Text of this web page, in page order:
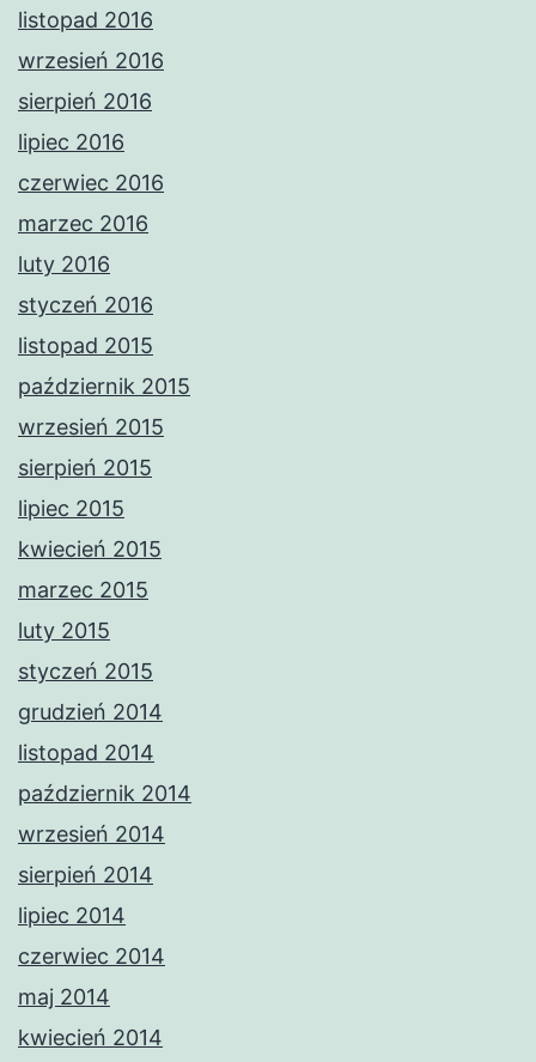
listopad 2016
wrzesień 2016
sierpień 2016
lipiec 2016
czerwiec 2016
marzec 2016
luty 2016
styczeń 2016
listopad 2015
październik 2015
wrzesień 2015
sierpień 2015
lipiec 2015
kwiecień 2015
marzec 2015
luty 2015
styczeń 2015
grudzień 2014
listopad 2014
październik 2014
wrzesień 2014
sierpień 2014
lipiec 2014
czerwiec 2014
maj 2014
kwiecień 2014